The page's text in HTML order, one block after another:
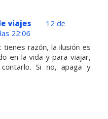
viajes
12 de
22:06
tienes razón, la ilusión es
en la vida y para viajar,
Si no, apaga y